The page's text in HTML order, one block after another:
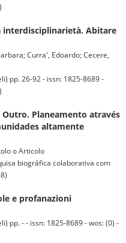
interdisciplinarietà. Abitare
Curra', Edoardo; Cecere,
pp. 26-92 - issn: 1825-8689 -
Planeamento através
altamente
o Articolo
biográfica colaborativa com
e profanazioni
pp. - - issn: 1825-8689 - wos: (0) -